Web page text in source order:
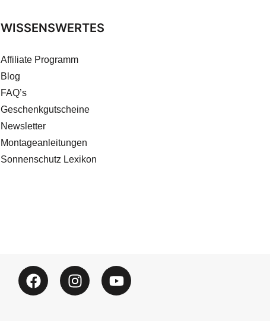
WISSENSWERTES
Affiliate Programm
Blog
FAQ’s
Geschenkgutscheine
Newsletter
Montageanleitungen
Sonnenschutz Lexikon